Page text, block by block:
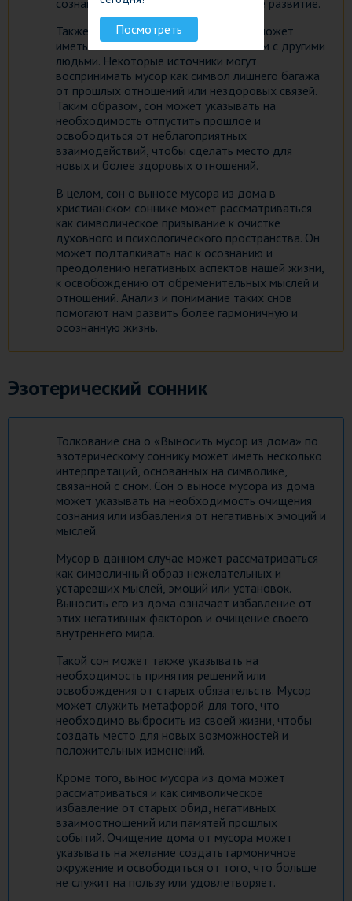
Посмотреть
сознание и затруднять наше духовное развитие.
Также, сон о выносе мусора из дома может
иметь отношение к нашим отношениям с другими
людьми. Некоторые источники могут
воспринимать мусор как символ лишнего багажа
от прошлых отношений или нездоровых связей.
Таким образом, сон может указывать на
необходимость отпустить прошлое и
освободиться от неблагоприятных
взаимодействий, чтобы сделать место для
новых и более здоровых отношений.
В целом, сон о выносе мусора из дома в
христианском соннике может рассматриваться
как символическое призывание к очистке
духовного и психологического пространства. Он
может подталкивать нас к осознанию и
преодолению негативных аспектов нашей жизни,
к освобождению от обременительных мыслей и
отношений. Анализ и понимание таких снов
помогают нам развить более гармоничную и
осознанную жизнь.
Эзотерический сонник
Толкование сна о «Выносить мусор из дома» по
эзотерическому соннику может иметь несколько
интерпретаций, основанных на символике,
связанной с сном. Сон о выносе мусора из дома
может указывать на необходимость очищения
сознания или избавления от негативных эмоций и
мыслей.
Мусор в данном случае может рассматриваться
как символичный образ нежелательных и
устаревших мыслей, эмоций или установок.
Выносить его из дома означает избавление от
этих негативных факторов и очищение своего
внутреннего мира.
Такой сон может также указывать на
необходимость принятия решений или
освобождения от старых обязательств. Мусор
может служить метафорой для того, что
необходимо выбросить из своей жизни, чтобы
создать место для новых возможностей и
положительных изменений.
Кроме того, вынос мусора из дома может
рассматриваться и как символическое
избавление от старых обид, негативных
взаимоотношений или памятей прошлых
событий. Очищение дома от мусора может
указывать на желание создать гармоничное
окружение и освободиться от того, что больше
не служит на пользу или удовлетворяет.